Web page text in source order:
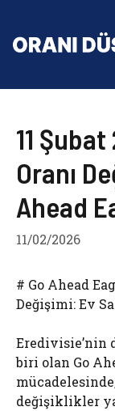
11
Oranı
Ahead
11/02/2026
# Go Ahead
Değişimi: Ev
Eredivisie’nin
biri olan Go
değişiklikler